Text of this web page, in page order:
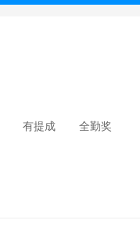
有提成 全勤奖